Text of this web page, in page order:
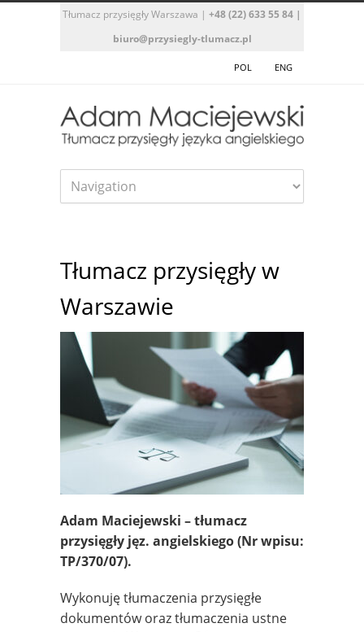
Tłumacz przysięgły Warszawa | +48 (22) 633 55 84 |
biuro@przysiegly-tlumacz.pl
POL ENG
Tłumacz przysięgły w
Warszawie
Adam Maciejewski – tłumacz
przysięgły jęz. angielskiego(Nr wpisu:
TP/370/07).
Wykonuję tłumaczenia przysięgłe
dokumentów oraz tłumaczenia ustne